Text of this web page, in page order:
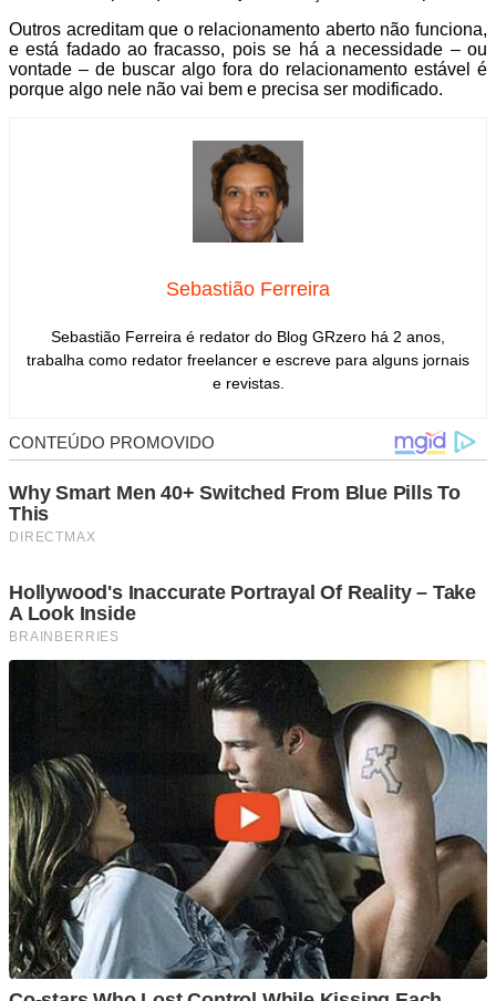
Outros acreditam que o relacionamento aberto não funciona,
e está fadado ao fracasso, pois se há a necessidade – ou
vontade – de buscar algo fora do relacionamento estável é
porque algo nele não vai bem e precisa ser modificado.
Sebastião Ferreira
Sebastião Ferreira é redator do Blog GRzero há 2 anos,
trabalha como redator freelancer e escreve para alguns jornais
e revistas.